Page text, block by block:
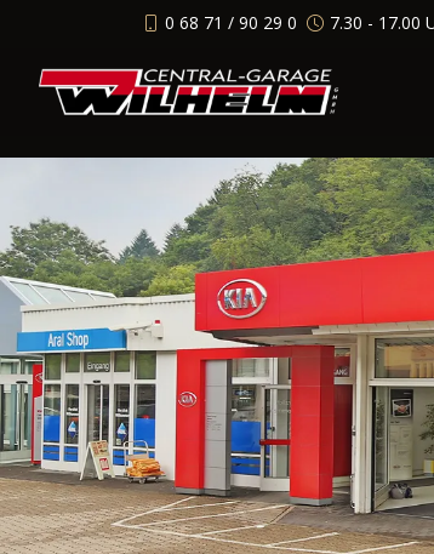
0 68 71 / 90 29 0 7.30 - 17.00